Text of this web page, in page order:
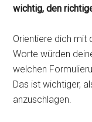
wichtig, den
Orientiere dich mit
Worte würden
welchen
Das ist wichtiger,
anzuschlagen.